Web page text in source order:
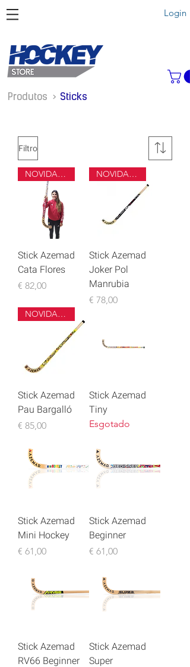
Login
Sticks
Produtos >
Filtro
NOVIDADE
Stick Azemad
Cata Flores
Preço
€ 82,00
NOVIDADE
Stick Azemad
Joker Pol
Manrubia
Preço
€ 78,00
NOVIDADE
Stick Azemad
Pau Bargalló
Preço
€ 85,00
Stick Azemad
Tiny
Esgotado
Stick Azemad
Mini Hockey
Preço
€ 61,00
Stick Azemad
Beginner
Preço
€ 61,00
Stick Azemad
RV66 Beginner
Stick Azemad
Super